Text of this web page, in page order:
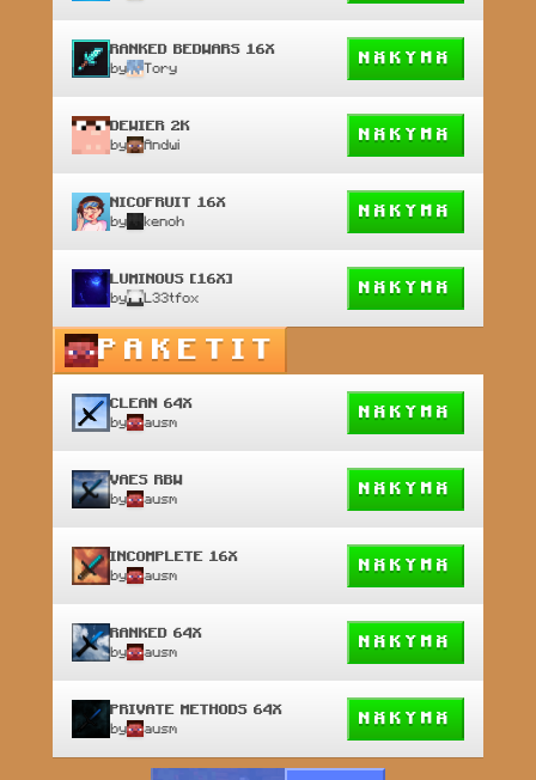
RANKED BEDWARS 16X
by Tory
NÄKYMÄ
DEWIER 2K
by Andwi
NÄKYMÄ
NICOFRUIT 16X
by kenoh
NÄKYMÄ
LUMINOUS [16X]
by L33tfox
NÄKYMÄ
PAKETIT
CLEAN 64X
by ausm
NÄKYMÄ
VAES RBW
by ausm
NÄKYMÄ
INCOMPLETE 16X
by ausm
NÄKYMÄ
RANKED 64X
by ausm
NÄKYMÄ
PRIVATE METHODS 64X
by ausm
NÄKYMÄ